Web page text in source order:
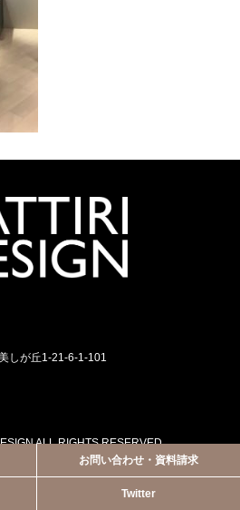
しが丘1-21-6-1-101
ALL RIGHTS RESERVED
お問い合わせ・資料請求
Twitter